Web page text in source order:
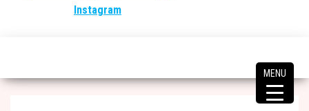
Instagram
MENU